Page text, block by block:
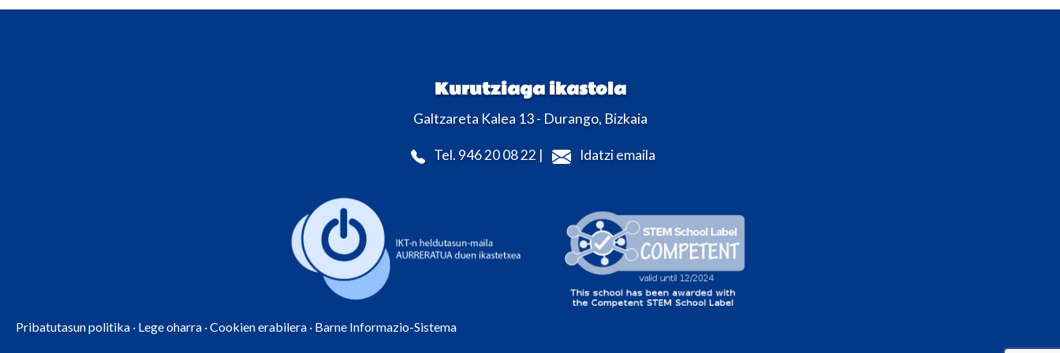
Kurutziaga ikastola
Galtzareta Kalea 13 - Durango, Bizkaia
Tel. 946 20 08 22 | Idatzi emaila
Pribatutasun politika · Lege oharra ·Cookien erabilera · Barne Informazio-Sistema